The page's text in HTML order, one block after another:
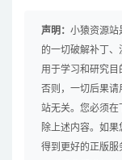
声明： 小猿资源站
的一切破解补丁
用于学习和研究目
否则，一切后果请
站无关。您必须在
除上述内容。如果
得到更好的正版服